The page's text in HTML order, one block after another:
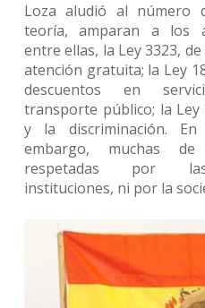
Loza aludió al número
teoría, amparan a los
entre ellas, la Ley 3323,
atención gratuita; la Ley
descuentos en
transporte público; la
y la discriminación.
embargo, muchas
respetadas por
instituciones, ni por la